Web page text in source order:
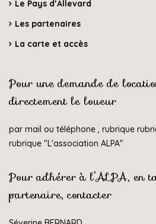
Le Pays d’Allevard
Les partenaires
La carte et accès
Pour une demande de
directement le loueur
par mail ou téléphone , rubrique
rubrique "L'association ALPA"
Pour adhérer à l’ALPA, en
partenaire, contacter